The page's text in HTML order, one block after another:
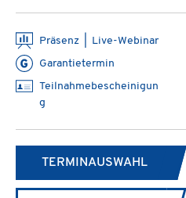
Präsenz | Live-Webinar
Garantietermin
Teilnahmebescheinigun
g
TERMINAUSWAHL